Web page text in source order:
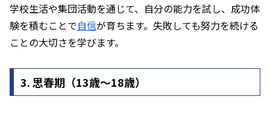
学校生活や集団活動を通じて、自分の能力を試し、成功体
験を積むことで自信が育ちます。失敗しても努力を続ける
ことの大切さを学びます。
3. 思春期（13歳～18歳）